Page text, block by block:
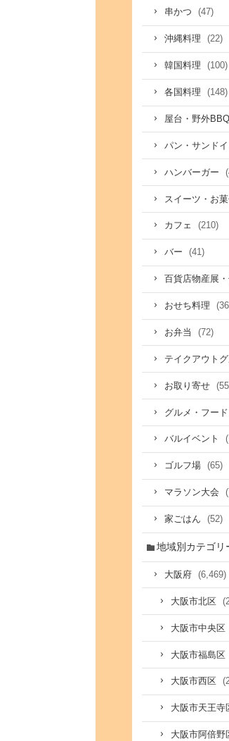
串かつ (47)
沖縄料理 (22)
韓国料理 (100)
各国料理 (148)
屋台・野外BBQ
パン・サンド
ハンバーガー
スイーツ・お
カフェ (210)
バー (41)
百貨店物産展
おせち料理
お弁当 (72)
テイクアウト
お取り寄せ
グルメ・フー
バルイベント
ゴルフ場 (65)
マラソン大会
家ごはん (52)
地域別カテゴリ
大阪府 (6,469)
大阪市北区
大阪市中央区
大阪市福島区
大阪市西区
大阪市天王寺
大阪市阿倍野